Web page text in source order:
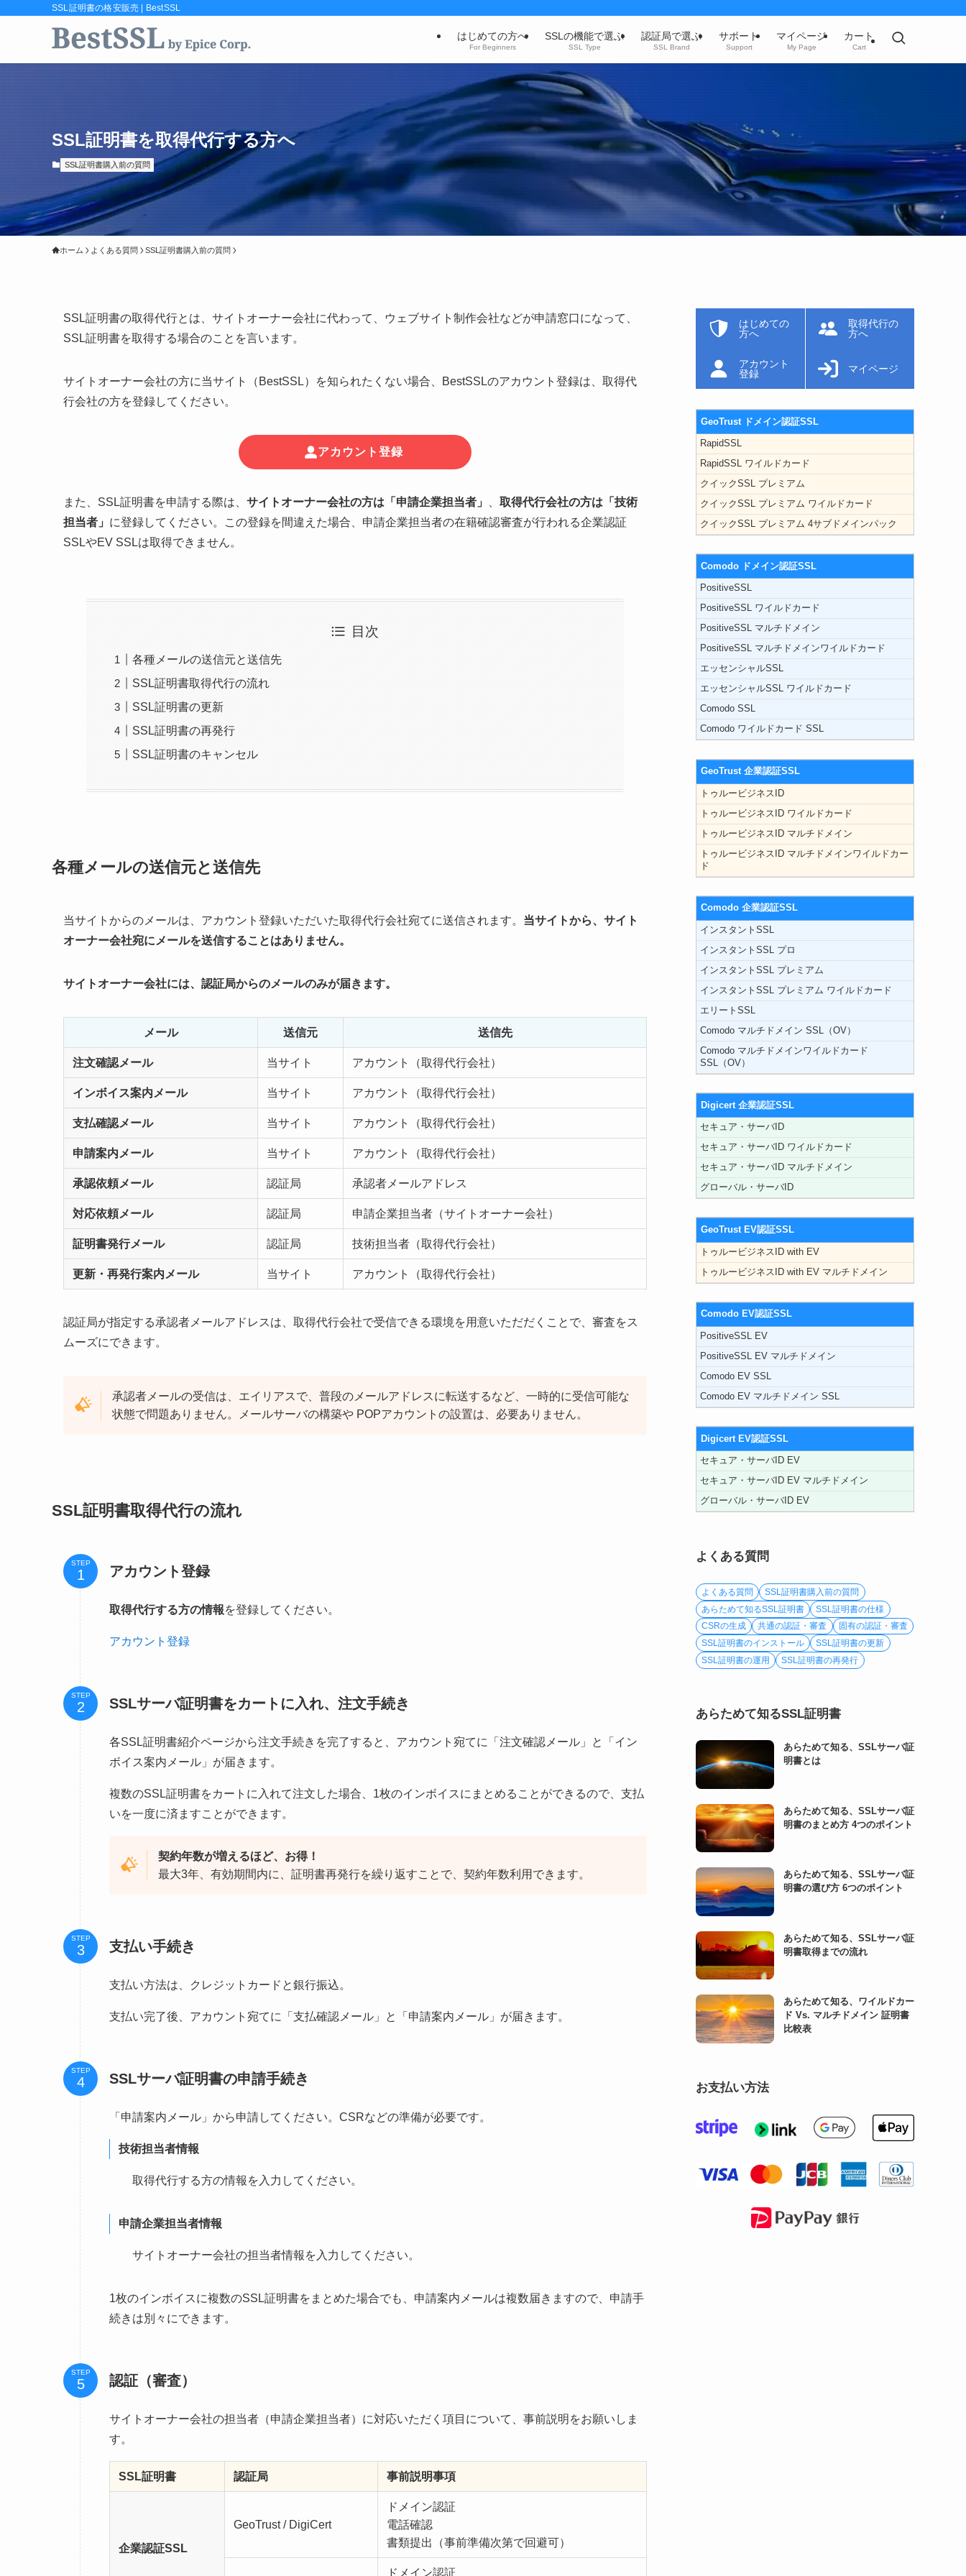
SSL証明書の格安販売 | BestSSL
はじめての方へ
For Beginners
SSLの機能で選ぶ
SSL Type
認証局で選ぶ
SSL Brand
サポート
Support
マイページ
My Page
カート
Cart
SSL証明書を取得代行する方へ
SSL証明書購入前の質問
ホーム よくある質問 SSL証明書購入前の質問
SSL証明書の取得代行とは、サイトオーナー会社に代わって、ウェブサイト制作会社などが申請窓口になって、
SSL証明書を取得する場合のことを言います。
サイトオーナー会社の方に当サイト（BestSSL）を知られたくない場合、BestSSLのアカウント登録は、取得代
行会社の方を登録してください。
アカウント登録
また、SSL証明書を申請する際は、 サイトオーナー会社の方は「申請企業担当者」
取得代行会社の方は「技術
担当者」 に登録してください。この登録を間違えた場合、申請企業担当者の在籍確認審査が行われる企業認証
SSLやEV SSLは取得できません。
目次
各種メールの送信元と送信先
SSL証明書取得代行の流れ
SSL証明書の更新
SSL証明書の再発行
SSL証明書のキャンセル
各種メールの送信元と送信先
当サイトからのメールは、アカウント登録いただいた取得代行会社宛てに送信されます。 当サイトから、サイト
オーナー会社宛にメールを送信することはありません。
サイトオーナー会社には、認証局からのメールのみが届きます。
メール 送信元 送信先
注文確認メール 当サイト アカウント（取得代行会社）
インボイス案内メール 当サイト アカウント（取得代行会社）
支払確認メール 当サイト アカウント（取得代行会社）
申請案内メール 当サイト アカウント（取得代行会社）
承認依頼メール 認証局 承認者メールアドレス
対応依頼メール 認証局 申請企業担当者（サイトオーナー会社）
証明書発行メール 認証局 技術担当者（取得代行会社）
更新・再発行案内メール 当サイト アカウント（取得代行会社）
認証局が指定する承認者メールアドレスは、取得代行会社で受信できる環境を用意いただだくことで、審査をス
ムーズにできます。
承認者メールの受信は、エイリアスで、普段のメールアドレスに転送するなど、一時的に受信可能な
状態で問題ありません。メールサーバの構築や POPアカウントの設置は、必要ありません。
SSL証明書取得代行の流れ
STEP アカウント登録
取得代行する方の情報を登録してください。
アカウント登録
STEP SSLサーバ証明書をカートに入れ、注文手続き
各SSL証明書紹介ページから注文手続きを完了すると、アカウント宛てに「注文確認メール」と「イン
ボイス案内メール」が届きます。
複数のSSL証明書をカートに入れて注文した場合、1枚のインボイスにまとめることができるので、支払
いを一度に済ますことができます。
契約年数が増えるほど、お得！
最大3年、有効期間内に、証明書再発行を繰り返すことで、契約年数利用できます。
STEP 支払い手続き
支払い方法は、クレジットカードと銀行振込。
支払い完了後、アカウント宛てに「支払確認メール」と「申請案内メール」が届きます。
STEP SSLサーバ証明書の申請手続き
「申請案内メール」から申請してください。CSRなどの準備が必要です。
技術担当者情報
取得代行する方の情報を入力してください。
申請企業担当者情報
サイトオーナー会社の担当者情報を入力してください。
1枚のインボイスに複数のSSL証明書をまとめた場合でも、申請案内メールは複数届きますので、申請手
続きは別々にできます。
STEP 認証（審査）
サイトオーナー会社の担当者（申請企業担当者）に対応いただく項目について、事前説明をお願いしま
す。
SSL証明書 認証局 事前説明事項
企業認証SSL
GeoTrust / DigiCert
ドメイン認証
電話確認
書類提出（事前準備次第で回避可）
ドメイン認証
はじめての
方へ
取得代行の
方へ
アカウント
登録
マイページ
GeoTrust ドメイン認証SSL
RapidSSL
RapidSSL ワイルドカード
クイックSSL プレミアム
クイックSSL プレミアム ワイルドカード
クイックSSL プレミアム 4サブドメインパック
Comodo ドメイン認証SSL
PositiveSSL
PositiveSSL ワイルドカード
PositiveSSL マルチドメイン
PositiveSSL マルチドメインワイルドカード
エッセンシャルSSL
エッセンシャルSSL ワイルドカード
Comodo SSL
Comodo ワイルドカード SSL
GeoTrust 企業認証SSL
トゥルービジネスID
トゥルービジネスID ワイルドカード
トゥルービジネスID マルチドメイン
トゥルービジネスID マルチドメインワイルドカー
ド
Comodo 企業認証SSL
インスタントSSL
インスタントSSL プロ
インスタントSSL プレミアム
インスタントSSL プレミアム ワイルドカード
エリートSSL
Comodo マルチドメイン SSL（OV）
Comodo マルチドメインワイルドカード
SSL（OV）
Digicert 企業認証SSL
セキュア・サーバID
セキュア・サーバID ワイルドカード
セキュア・サーバID マルチドメイン
グローバル・サーバID
GeoTrust EV認証SSL
トゥルービジネスID with EV
トゥルービジネスID with EV マルチドメイン
Comodo EV認証SSL
PositiveSSL EV
PositiveSSL EV マルチドメイン
Comodo EV SSL
Comodo EV マルチドメイン SSL
Digicert EV認証SSL
セキュア・サーバID EV
セキュア・サーバID EV マルチドメイン
グローバル・サーバID EV
よくある質問
よくある質問
SSL証明書購入前の質問
あらためて知るSSL証明書
SSL証明書の仕様
CSRの生成
共通の認証・審査
固有の認証・審査
SSL証明書のインストール
SSL証明書の更新
SSL証明書の運用
SSL証明書の再発行
あらためて知るSSL証明書
あらためて知る、SSLサーバ証
明書とは
あらためて知る、SSLサーバ証
明書のまとめ方 4つのポイント
あらためて知る、SSLサーバ証
明書の選び方 6つのポイント
あらためて知る、SSLサーバ証
明書取得までの流れ
あらためて知る、ワイルドカー
ド Vs. マルチドメイン 証明書
比較表
お支払い方法